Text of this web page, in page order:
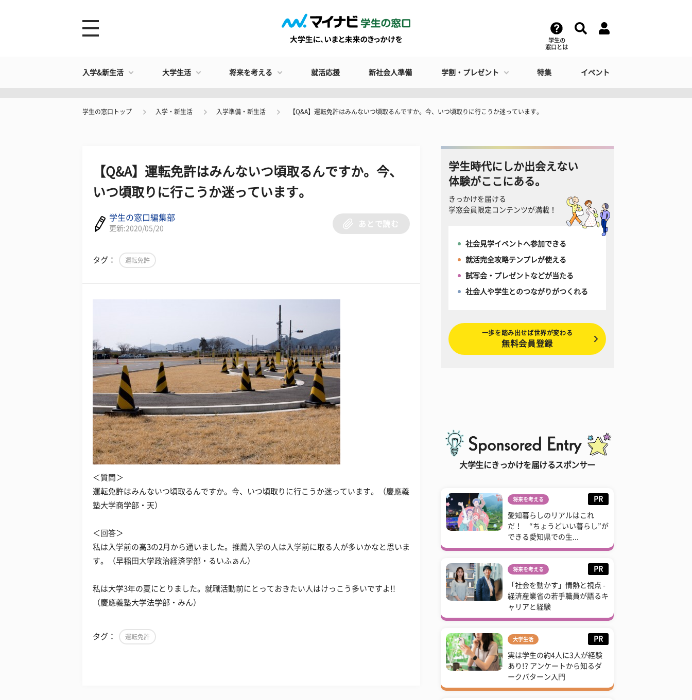
学生の
窓口とは
入学&新生活 大学生活 将来を考える 就活応援 新社会人準備 学割・プレゼント 特集 イベント
学生の窓口トップ 入学・新生活 入学準備・新生活 【Q&A】運転免許はみんないつ頃取るんですか。今、いつ頃取りに行こうか迷っています。
【Q&A】運転免許はみんないつ頃取るんですか。今、
いつ頃取りに行こうか迷っています。
学生の窓口編集部
更新:2020/05/20
あとで読む
タグ： 運転免許
＜質問＞
運転免許はみんないつ頃取るんですか。今、いつ頃取りに行こうか迷っています。（慶應義
塾大学商学部・天）
＜回答＞
私は入学前の高3の2月から通いました。推薦入学の人は入学前に取る人が多いかなと思いま
す。（早稲田大学政治経済学部・るいふぁん）
私は大学3年の夏にとりました。就職活動前にとっておきたい人はけっこう多いですよ!!
（慶應義塾大学法学部・みん）
タグ： 運転免許
学生時代にしか出会えない
体験がここにある。
きっかけを届ける
学窓会員限定コンテンツが満載！
社会見学イベントへ参加できる
就活完全攻略テンプレが使える
試写会・プレゼントなどが当たる
社会人や学生とのつながりがつくれる
一歩を踏み出せば世界が変わる
無料会員登録
大学生にきっかけを届けるスポンサー
将来を考える PR
愛知暮らしのリアルはこれ
だ！ “ちょうどいい暮らし”が
できる愛知県での生...
将来を考える PR
「社会を動かす」情熱と視点 -
経済産業省の若手職員が語るキ
ャリアと経験
大学生活 PR
実は学生の約4人に3人が経験
あり!? アンケートから知るダ
ークパターン入門